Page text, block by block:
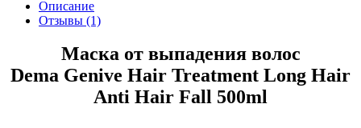
Описание
Отзывы (1)
Маска от выпадения волос
Dema Genive Hair Treatment Long Hair
Anti Hair Fall 500ml